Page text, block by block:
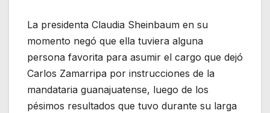
La presidenta Claudia Sheinbaum en su
momento negó que ella tuviera alguna
persona favorita para asumir el cargo que dejó
Carlos Zamarripa por instrucciones de la
mandataria guanajuatense, luego de los
pésimos resultados que tuvo durante su larga